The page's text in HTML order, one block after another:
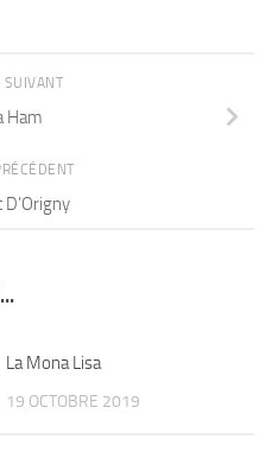
SUIVANT
Ham
La Mona Lisa
19 OCTOBRE 2019